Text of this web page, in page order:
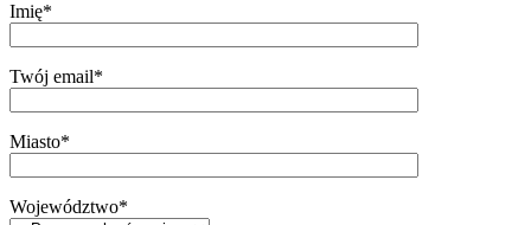
Imię*
Twój email*
Miasto*
Województwo*